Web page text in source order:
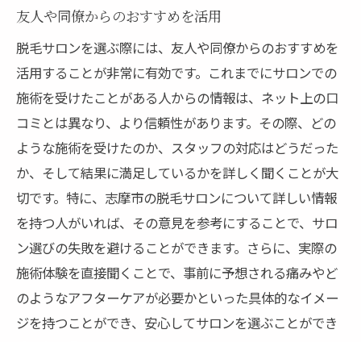
友人や同僚からのおすすめを活用
脱毛サロンを選ぶ際には、友人や同僚からのおすすめを
活用することが非常に有効です。これまでにサロンでの
施術を受けたことがある人からの情報は、ネット上の口
コミとは異なり、より信頼性があります。その際、どの
ような施術を受けたのか、スタッフの対応はどうだった
か、そして結果に満足しているかを詳しく聞くことが大
切です。特に、志摩市の脱毛サロンについて詳しい情報
を持つ人がいれば、その意見を参考にすることで、サロ
ン選びの失敗を避けることができます。さらに、実際の
施術体験を直接聞くことで、事前に予想される痛みやど
のようなアフターケアが必要かといった具体的なイメー
ジを持つことができ、安心してサロンを選ぶことができ